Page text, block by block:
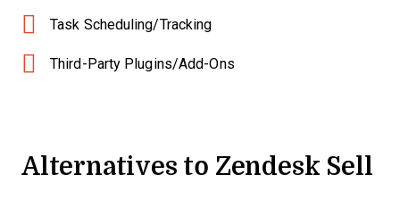
Task Scheduling/Tracking
Third-Party Plugins/Add-Ons
Alternatives to Zendesk Sell